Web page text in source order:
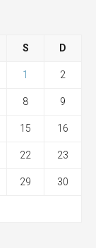
S D
1 2
8 9
15 16
22 23
29 30